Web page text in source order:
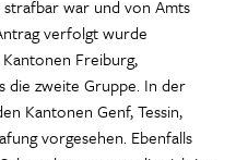
war und von Amts
verfolgt wurde
Freiburg,
die zweite Gruppe. In der
Kantonen Genf, Tessin,
vorgesehen. Ebenfalls